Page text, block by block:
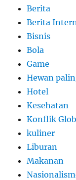
Berita
Berita
Bisnis
Bola
Game
Hewan
Hotel
Kesehatan
Konflik
kuliner
Liburan
Makanan